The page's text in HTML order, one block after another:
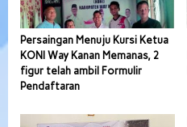
Persaingan Menuju Kursi Ketua
KONI Way Kanan Memanas, 2
figur telah ambil Formulir
Pendaftaran